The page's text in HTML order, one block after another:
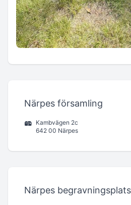
Närpes församling
Kambvägen 2c
642 00 Närpes
Närpes begravningsplats